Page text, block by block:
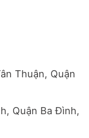
Thuận, Quận
Quận Ba Đình,